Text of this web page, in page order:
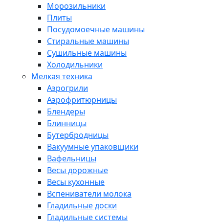
Морозильники
Плиты
Посудомоечные машины
Стиральные машины
Сушильные машины
Холодильники
Мелкая техника
Аэрогрили
Аэрофритюрницы
Блендеры
Блинницы
Бутербродницы
Вакуумные упаковщики
Вафельницы
Весы дорожные
Весы кухонные
Вспениватели молока
Гладильные доски
Гладильные системы